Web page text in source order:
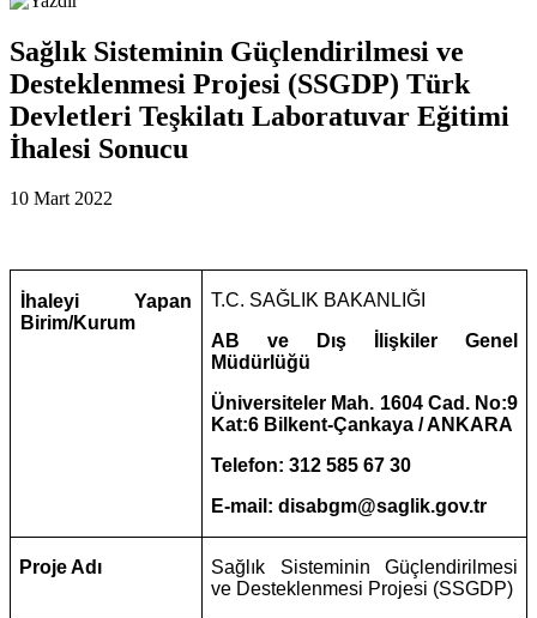
Sağlık Sisteminin Güçlendirilmesi ve
Desteklenmesi Projesi (SSGDP) Türk
Devletleri Teşkilatı Laboratuvar Eğitimi
İhalesi Sonucu
10 Mart 2022
İhaleyi Yapan
Birim/Kurum
T.C. SAĞLIK BAKANLIĞI
AB ve Dış İlişkiler Genel
Müdürlüğü
Üniversiteler Mah. 1604 Cad. No:9
Kat:6 Bilkent-Çankaya / ANKARA
Telefon: 312 585 67 30
E-mail: disabgm@saglik.gov.tr
Proje Adı
Sağlık Sisteminin Güçlendirilmesi
ve Desteklenmesi Projesi (SSGDP)